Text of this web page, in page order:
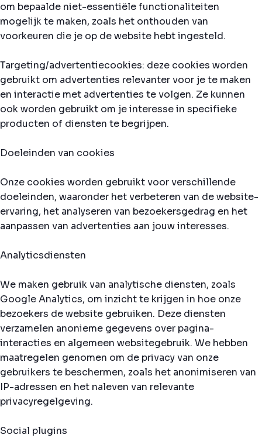
om bepaalde niet-essentiële functionaliteiten
mogelijk te maken, zoals het onthouden van
voorkeuren die je op de website hebt ingesteld.
Targeting/advertentiecookies: deze cookies worden
gebruikt om advertenties relevanter voor je te maken
en interactie met advertenties te volgen. Ze kunnen
ook worden gebruikt om je interesse in specifieke
producten of diensten te begrijpen.
Doeleinden van cookies
Onze cookies worden gebruikt voor verschillende
doeleinden, waaronder het verbeteren van de website-
ervaring, het analyseren van bezoekersgedrag en het
aanpassen van advertenties aan jouw interesses.
Analyticsdiensten
We maken gebruik van analytische diensten, zoals
Google Analytics, om inzicht te krijgen in hoe onze
bezoekers de website gebruiken. Deze diensten
verzamelen anonieme gegevens over pagina-
interacties en algemeen websitegebruik. We hebben
maatregelen genomen om de privacy van onze
gebruikers te beschermen, zoals het anonimiseren van
IP-adressen en het naleven van relevante
privacyregelgeving.
Social plugins